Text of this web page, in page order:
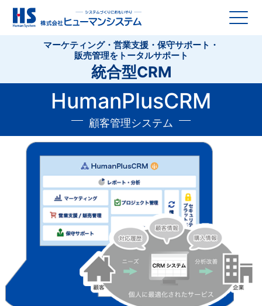
マーケティング・営業支援・保守サポート・
販売管理をトータルサポート
統合型CRM
HumanPlusCRM
顧客管理システム